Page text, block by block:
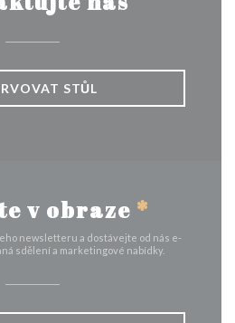
STŮL
v obraze *
newsletteru a dostávejte od nás e-
sdělení a marketingové nabídky.